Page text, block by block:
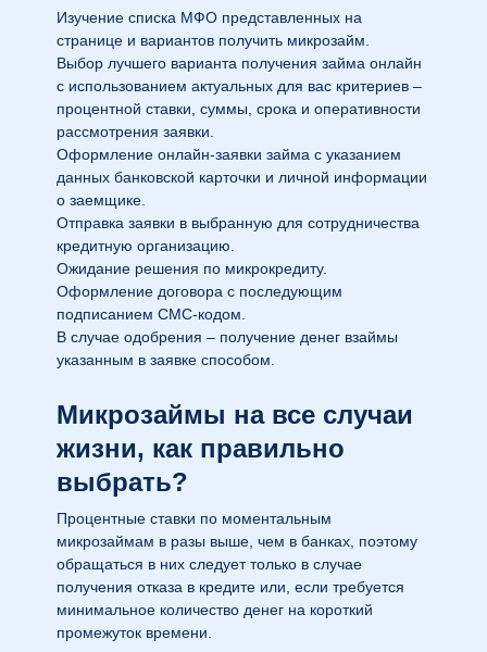
Изучение списка МФО представленных на
странице и вариантов получить микрозайм.
Выбор лучшего варианта получения займа онлайн
с использованием актуальных для вас критериев –
процентной ставки, суммы, срока и оперативности
рассмотрения заявки.
Оформление онлайн-заявки займа с указанием
данных банковской карточки и личной информации
о заемщике.
Отправка заявки в выбранную для сотрудничества
кредитную организацию.
Ожидание решения по микрокредиту.
Оформление договора с последующим
подписанием СМС-кодом.
В случае одобрения – получение денег взаймы
указанным в заявке способом.
Микрозаймы на все случаи
жизни, как правильно
выбрать?
Процентные ставки по моментальным
микрозаймам в разы выше, чем в банках, поэтому
обращаться в них следует только в случае
получения отказа в кредите или, если требуется
минимальное количество денег на короткий
промежуток времени.